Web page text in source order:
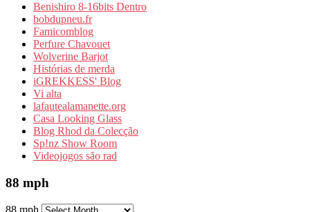
Benishiro 8-16bits Dentro
bobdupneu.fr
Famicomblog
Perfure Chavouet
Wolverine Barjot
Histórias de merda
iGREKKESS' Blog
Vi alta
lafautealamanette.org
Casa Looking Glass
Blog Rhod da Colecção
Sp!nz Show Room
Videojogos são rad
88 mph
88 mph